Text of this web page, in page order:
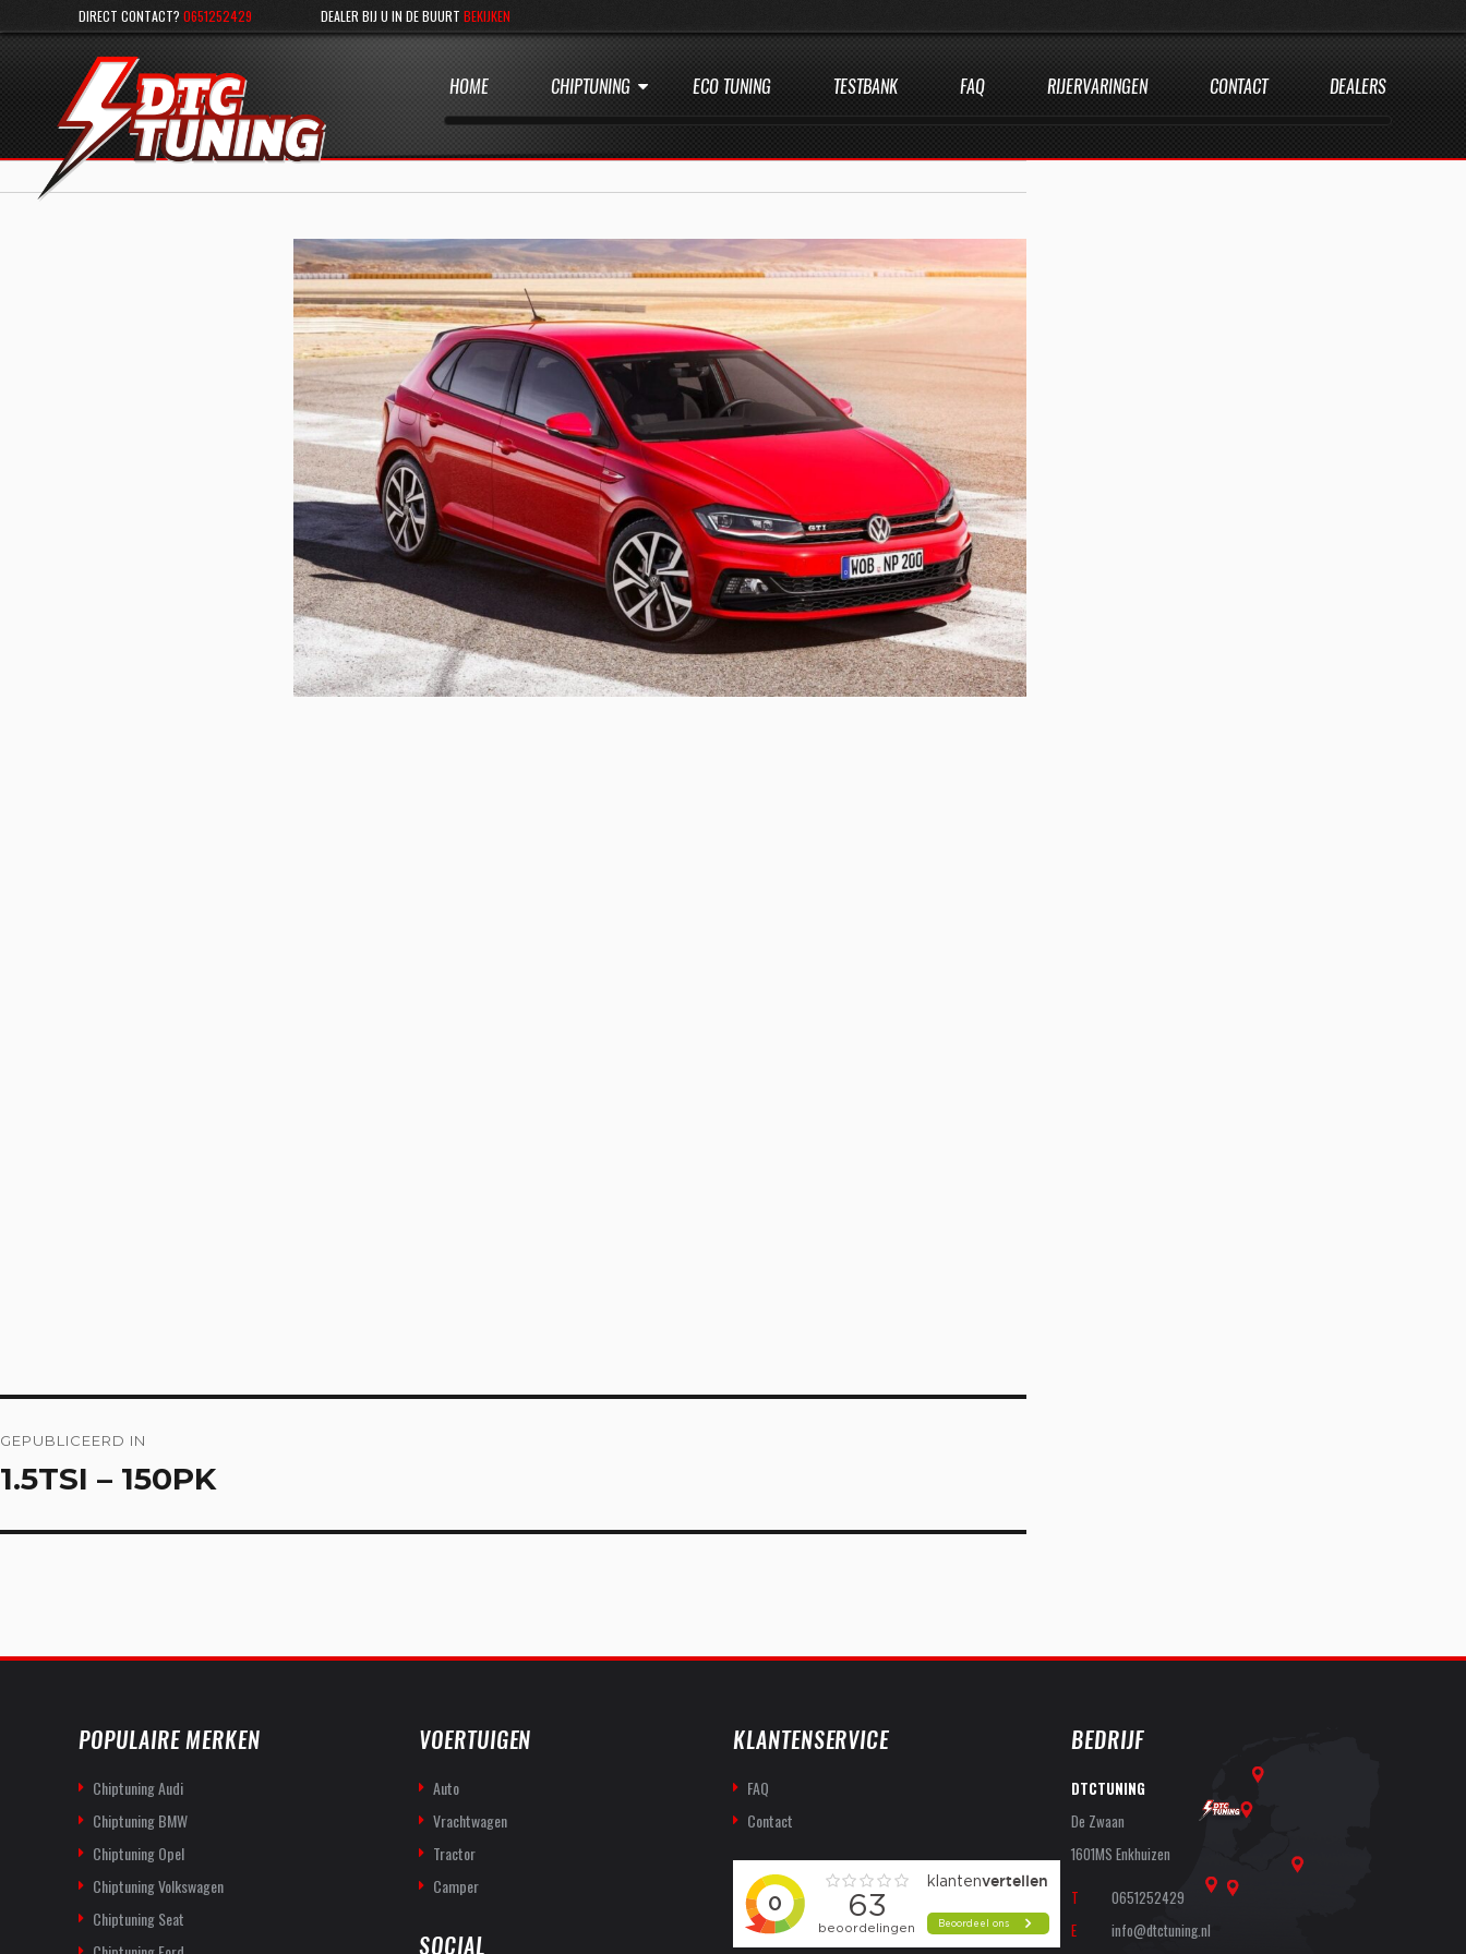
DIRECT CONTACT? 0651252429 DEALER BIJ U IN DE BUURT BEKIJKEN
HOME CHIPTUNING ECO TUNING TESTBANK FAQ RIJERVARINGEN CONTACT DEALERS
navigatie
GEPUBLICEERD IN
1.5TSI – 150PK
POPULAIRE MERKEN
Chiptuning Audi
Chiptuning BMW
Chiptuning Opel
Chiptuning Volkswagen
Chiptuning Seat
VOERTUIGEN
Auto
Vrachtwagen
Tractor
Camper
SOCIAL
KLANTENSERVICE
FAQ
Contact
BEDRIJF
DTCTUNING
De Zwaan
1601MS Enkhuizen
T
0651252429
E
info@dtctuning.nl